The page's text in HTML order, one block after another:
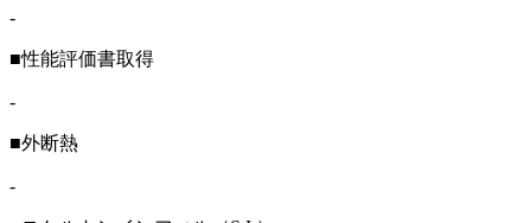
-
■性能評価書取得
-
■外断熱
-